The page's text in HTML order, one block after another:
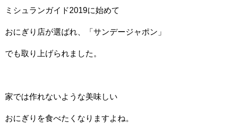
ミシュランガイド2019に始めて
おにぎり店が選ばれ、「サンデージャポン」
でも取り上げられました。
家では作れないような美味しい
おにぎりを食べたくなりますよね。